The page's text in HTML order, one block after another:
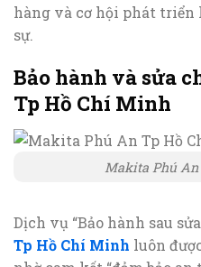
hàng và cơ hội phát triển
sự.
Bảo hành và sửa
Tp Hồ Chí Minh
Makita Phú
Dịch vụ “Bảo hành sau
Tp Hồ Chí Minh luôn